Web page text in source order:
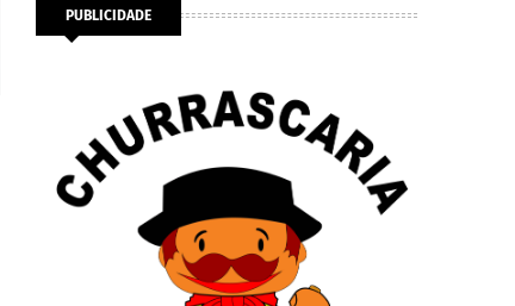
PUBLICIDADE